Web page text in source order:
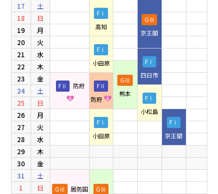
17
土
FⅠ
高知
GⅢ
京王閣
18
日
19
月
20
火
FⅠ
小田原
21 水
FⅠ
四日市
22 木
GⅢ
熊本
23 金
FⅡ 防府
FⅡ
防府
24 土
FⅠ
小松島
25
日
26
月
FⅠ
小田原
FⅠ
京王閣
27
火
28
水
29
木
30
金
31
土
GⅢ
周防国
GⅢ
1
日